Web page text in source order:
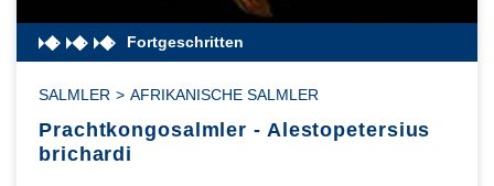
Fortgeschritten
SALMLER > AFRIKANISCHE SALMLER
Prachtkongosalmler - Alestopetersius
brichardi